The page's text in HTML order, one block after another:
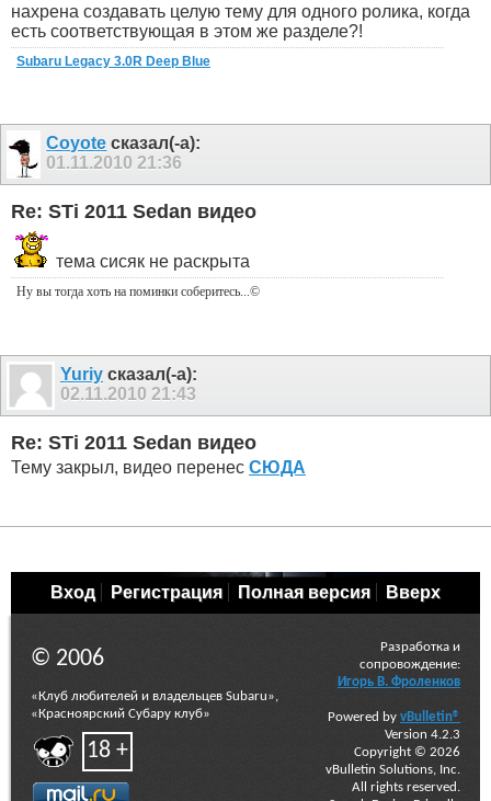
нахрена создавать целую тему для одного ролика, когда
есть соответствующая в этом же разделе?!
Subaru Legacy 3.0R Deep Blue
Coyote сказал(-а):
01.11.201021:36
Re: STi 2011 Sedan видео
тема сисяк не раскрыта
Ну вы тогда хоть на поминки соберитесь...©
Yuriy сказал(-а):
02.11.2010 21:43
Re: STi 2011 Sedan видео
Тему закрыл, видео перенес СЮДА
Вход Регистрация Полная версия Вверх
© 2006
«Клуб любителей и владельцев Subaru»,
«Красноярский Субару клуб»
18 +
Разработка и
сопровождение:
Игорь В. Фроленков
Powered by vBulletin®
Version 4.2.3
Copyright © 2026
vBulletin Solutions, Inc.
All rights reserved.